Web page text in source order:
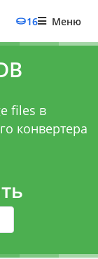
16 Меню
files в
конвертера